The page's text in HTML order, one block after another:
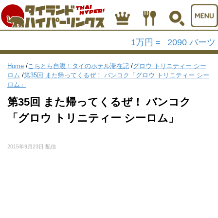
1万円 = 2090 バーツ
Home /こちとら自腹！タイのホテル滞在記 /グロウ トリニティー シー
ロム /第35回 また帰ってくるぜ！ バンコク「グロウ トリニティー シー
ロム」
第35回 また帰ってくるぜ！ バンコク
「グロウ トリニティー シーロム」
2015年9月23日 配信